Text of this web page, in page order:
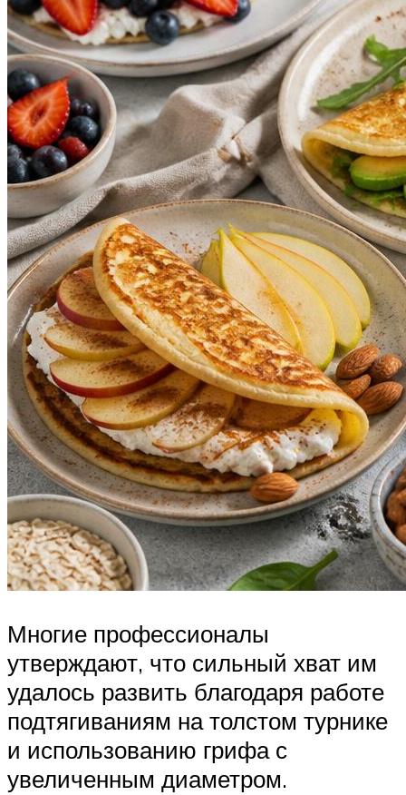
Многие профессионалы
утверждают, что сильный хват им
удалось развить благодаря работе
подтягиваниям на толстом турнике
и использованию грифа с
увеличенным диаметром.